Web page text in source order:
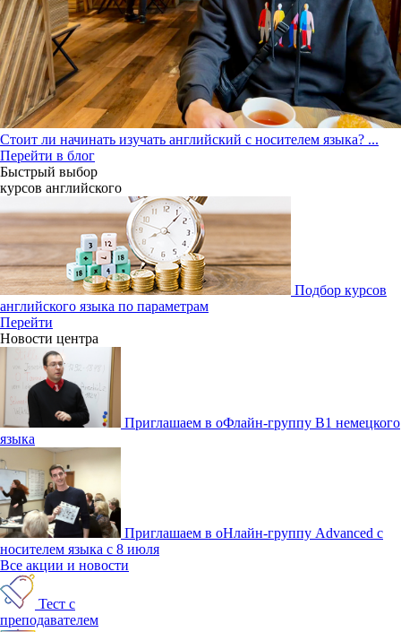
Стоит ли начинать изучать английский с носителем языка? ...
Перейти в блог
Быстрый выбор
курсов английcкого
Подбор курсов
английского языка по параметрам
Перейти
Новости центра
Приглашаем в оФлайн-группу В1 немецкого
языка
Приглашаем в оНлайн-группу Advanced с
носителем языка с 8 июля
Все акции и новости
Тест с
преподавателем